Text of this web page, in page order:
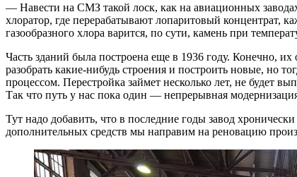
— Навести на СМЗ такой лоск, как на авиационных
хлоратор, где перерабатывают лопаритовый концентрат,
газообразного хлора варится, по сути, камень при
Часть зданий была построена еще в 1936 году. Конечно,
разобрать какие-нибудь строения и построить новые, но
процессом. Перестройка займет несколько лет, не будет
Так что путь у нас пока один — ​непрерывная
Тут надо добавить, что в последние годы завод
дополнительных средств мы направим на реновацию